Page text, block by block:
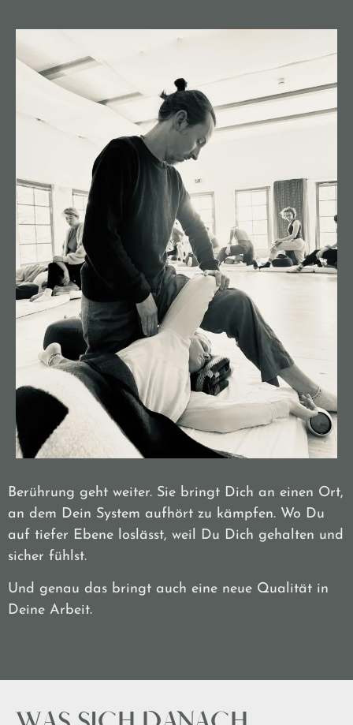
Berührung geht weiter. Sie bringt Dich an einen Ort,
an dem Dein System aufhört zu kämpfen. Wo Du
auf tiefer Ebene loslässt, weil Du Dich gehalten und
sicher fühlst.
Und genau das bringt auch eine neue Qualität in
Deine Arbeit.